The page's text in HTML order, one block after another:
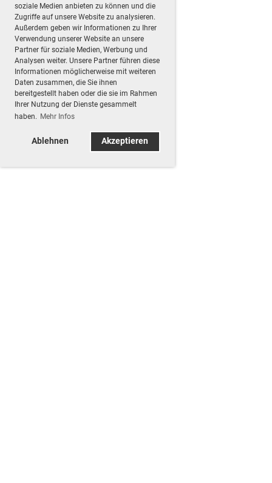
soziale Medien anbieten zu können und die
Zugriffe auf unsere Website zu analysieren.
Außerdem geben wir Informationen zu Ihrer
Verwendung unserer Website an unsere
Partner für soziale Medien, Werbung und
Analysen weiter. Unsere Partner führen diese
Informationen möglicherweise mit weiteren
Daten zusammen, die Sie ihnen
bereitgestellt haben oder die sie im Rahmen
Ihrer Nutzung der Dienste gesammelt
haben. Mehr Infos
Ablehnen Akzeptieren